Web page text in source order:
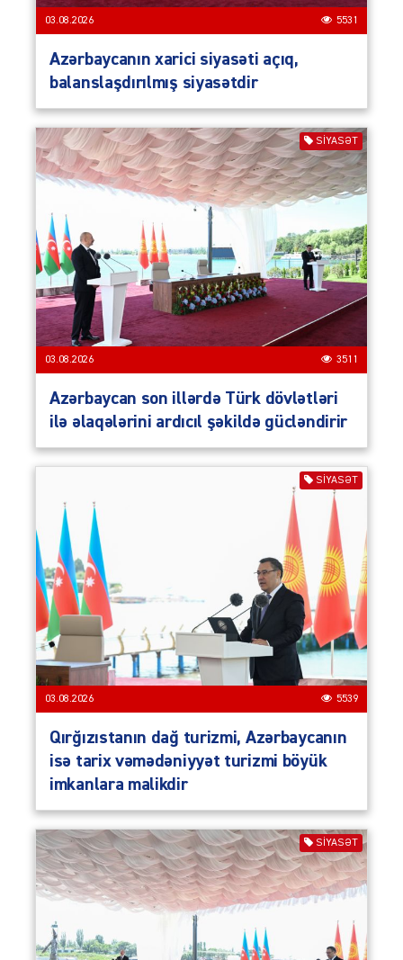
03.08.2026 5531
Azərbaycanın xarici siyasəti açıq,
balanslaşdırılmış siyasətdir
SIYASƏT
03.08.2026 3511
Azərbaycan son illərdə Türk dövlətləri
ilə əlaqələrini ardıcıl şəkildə gücləndirir
SIYASƏT
03.08.2026 5539
Qırğızıstanın dağ turizmi, Azərbaycanın
isə tarix vəmədəniyyət turizmi böyük
imkanlara malikdir
SIYASƏT